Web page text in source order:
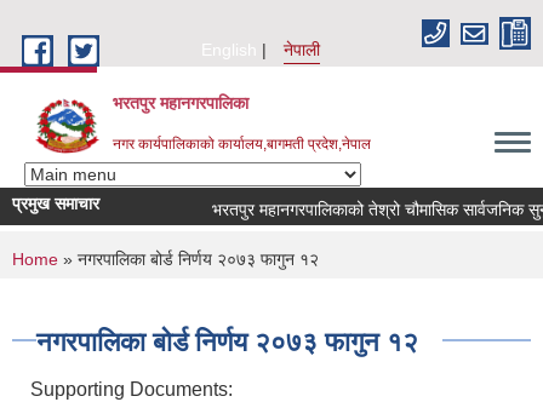
English
नेपाली
भरतपुर महानगरपालिका
नगर कार्यपालिकाको कार्यालय,बागमती प्रदेश,नेपाल
प्रमुख समाचार भरतपुर महानगरपालिकाको तेश्रो चौमासिक सार्वजनिक
You are here
Home » नगरपालिका बोर्ड निर्णय २०७३ फागुन १२
नगरपालिका बोर्ड निर्णय २०७३ फागुन १२
Supporting Documents: